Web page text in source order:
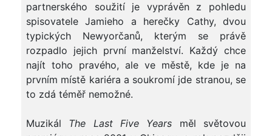
partnerského soužití je vyprávěn z pohledu
spisovatele Jamieho a herečky Cathy, dvou
typických Newyorčanů, kterým se právě
rozpadlo jejich první manželství. Každý chce
najít toho pravého, ale ve městě, kde je na
prvním místě kariéra a soukromí jde stranou, se
to zdá téměř nemožné.
Muzikál The Last Five Years měl světovou